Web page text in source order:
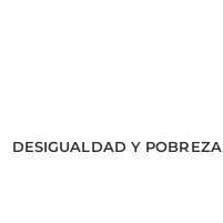
DESIGUALDAD Y POBREZA